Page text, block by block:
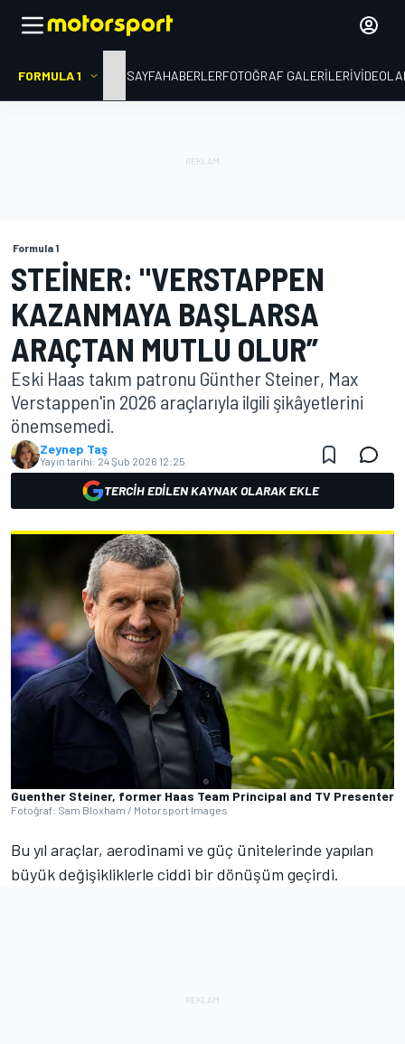
FORMULA 1 ANA SAYFAHABERLERFOTOĞRAF GALERILERI
Formula 1
STEINER: "VERSTAPPEN
KAZANMAYA BAŞLARSA
ARAÇTAN MUTLU OLUR”
Eski Haas takım patronu Günther Steiner, Max
Verstappen'in 2026 araçlarıyla ilgili şikâyetlerini
önemsemedi.
Zeynep Taş
Yayın tarihi: 24 Şub 2026 12:25
TERCIH EDILEN KAYNAK OLARAK EKLE
Guenther Steiner, former Haas Team Principal and TV Presenter
Fotoğraf: Sam Bloxham / Motorsport Images
Bu yıl araçlar, aerodinami ve güç ünitelerinde yapılan
büyük değişikliklerle ciddi bir dönüşüm geçirdi.